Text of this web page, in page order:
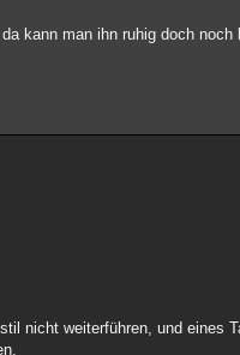
kann man ihn ruhig doch
nicht weiterführen, und eines